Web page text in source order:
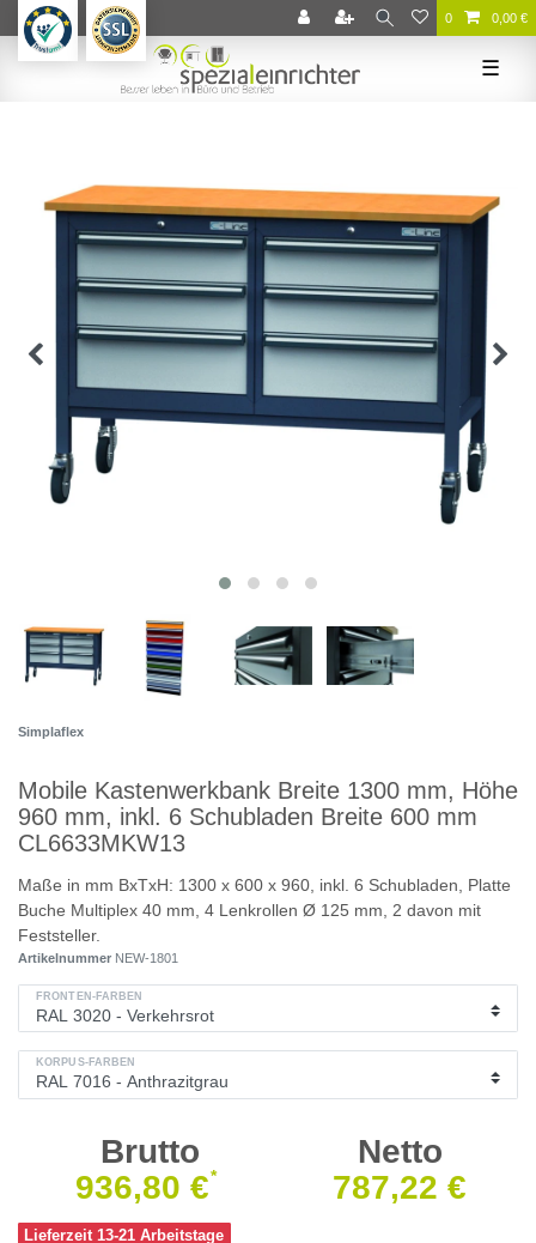
0 0,00 €
☰
Simplaflex
Mobile Kastenwerkbank Breite 1300 mm, Höhe
960 mm, inkl. 6 Schubladen Breite 600 mm
CL6633MKW13
Maße in mm BxTxH: 1300 x 600 x 960, inkl. 6 Schubladen, Platte
Buche Multiplex 40 mm, 4 Lenkrollen Ø 125 mm, 2 davon mit
Feststeller.
Artikelnummer NEW-1801
FRONTEN-FARBEN
KORPUS-FARBEN
Brutto
Netto
936,80 €
* 787,22 €
Lieferzeit 13-21 Arbeitstage